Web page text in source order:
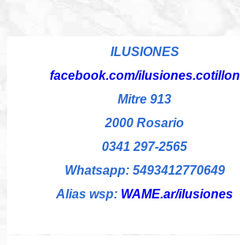
ILUSIONES
facebook.com/ilusiones.cotillon
Mitre 913
2000 Rosario
0341 297-2565
Whatsapp: 5493412770649
Alias wsp: WAME.ar/ilusiones